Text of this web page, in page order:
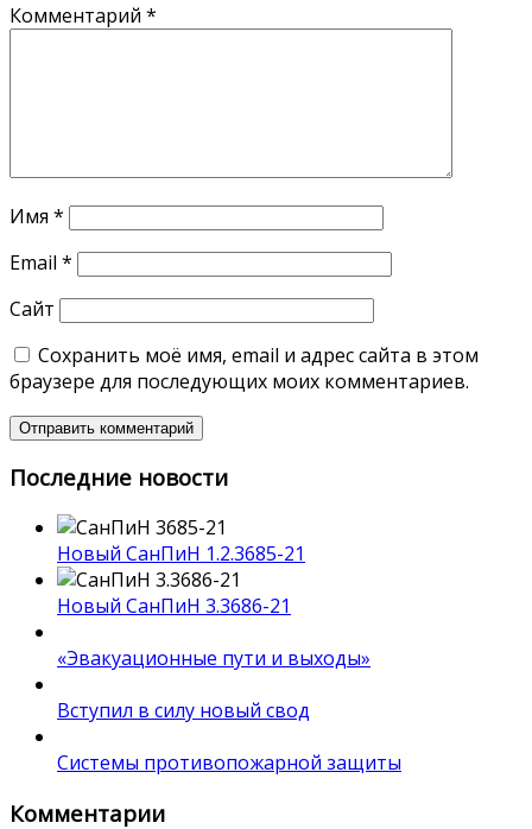
Комментарий *
Имя *
Email *
Сайт
Сохранить моё имя, email и адрес сайта в этом
браузере для последующих моих комментариев.
Последние новости
Новый СанПиН 1.2.3685-21
Новый СанПиН 3.3686-21
«Эвакуационные пути и выходы»
Вступил в силу новый свод
Системы противопожарной защиты
Комментарии